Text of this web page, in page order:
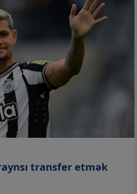
transfer etmək